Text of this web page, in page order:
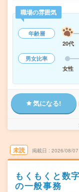
職場の雰囲気
年齢層
20代
男女比率
女性
気になる!
未読 掲載日 2026/08/07
もくもくと数
の一般事務